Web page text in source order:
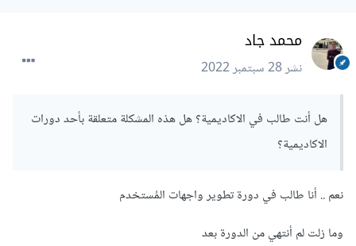
محمد جاد
نشر28 سبتمبر 2022
هل أنت طالب في الاكاديمية؟ هل هذه المشكلة متعلقة بأحد دورات
الاكاديمية؟
نعم .. أنا طالب في دورة تطوير واجهات المُستخدم
وما زلت لم أنتهي من الدورة بعد